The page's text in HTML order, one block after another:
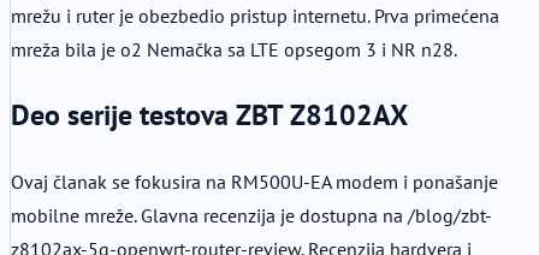
mrežu i ruter je obezbedio pristup internetu. Prva primećena
mreža bila je o2 Nemačka sa LTE opsegom 3 i NR n28.
Deo serije testova ZBT Z8102AX
Ovaj članak se fokusira na RM500U-EA modem i ponašanje
mobilne mreže. Glavna recenzija je dostupna na /blog/zbt-
z8102ax-5g-openwrt-router-review. Recenzija hardvera i